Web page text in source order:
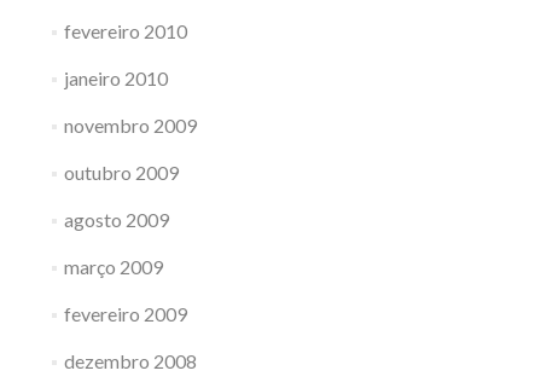
fevereiro 2010
janeiro 2010
novembro 2009
outubro 2009
agosto 2009
março 2009
fevereiro 2009
dezembro 2008